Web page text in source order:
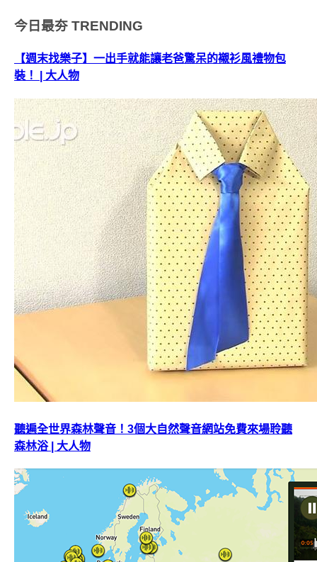
今日最夯 TRENDING
【週末找樂子】一出手就能讓老爸驚呆的襯衫風禮物包
裝！ | 大人物
聽遍全世界森林聲音！3個大自然聲音網站免費來場聆聽
森林浴 | 大人物